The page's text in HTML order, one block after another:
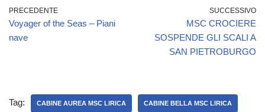
PRECEDENTE
Voyager of the Seas – Piani
nave
SUCCESSIVO
MSC CROCIERE
SOSPENDE GLI SCALI A
SAN PIETROBURGO
Tag: CABINE AUREA MSC LIRICA CABINE BELLA MSC LIRICA